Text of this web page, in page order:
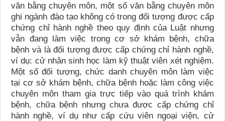
văn bằng chuyên môn, một số văn bằng chuyên môn
ghi ngành đào tạo không có trong đối tượng được cấp
chứng chỉ hành nghề theo quy định của Luật nhưng
vẫn đang làm việc trong cơ sở khám bệnh, chữa
bệnh và là đối tượng được cấp chứng chỉ hành nghề,
ví dụ: cử nhân sinh học làm kỹ thuật viên xét nghiệm.
Một số đối tượng, chức danh chuyên môn làm việc
tại cơ sở khám bệnh, chữa bệnh hoặc làm công việc
chuyên môn tham gia trực tiếp vào quá trình khám
bệnh, chữa bệnh nhưng chưa được cấp chứng chỉ
hành nghề, ví dụ như cấp cứu viên ngoại viện, cử